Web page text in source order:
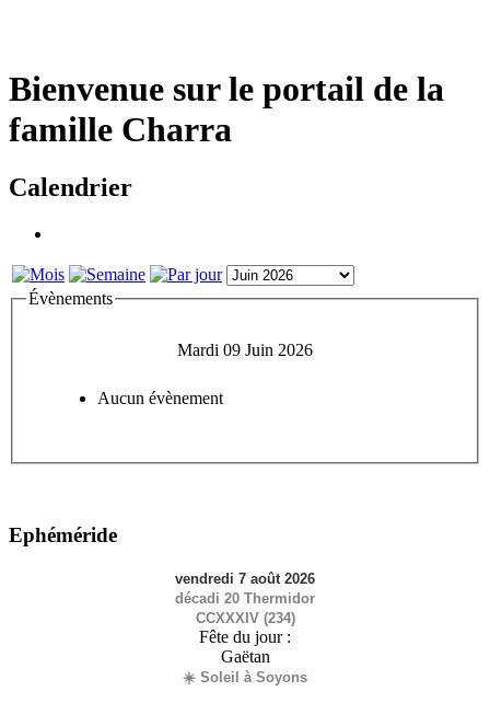
Bienvenue sur le portail de la
famille Charra
Calendrier
Évènements
Mardi 09 Juin 2026
Aucun évènement
Ephéméride
vendredi 7 août 2026
décadi 20 Thermidor
CCXXXIV (234)
Fête du jour :
Gaëtan
☀️ Soleil à Soyons